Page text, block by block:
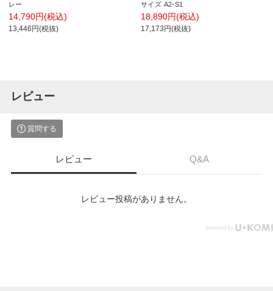
レー
14,790円(税込)
13,446円(税抜)
サイズ A2-S1
18,890円(税込)
17,173円(税抜)
レビュー
質問する
レビュー Q&A
レビュー投稿がありません。